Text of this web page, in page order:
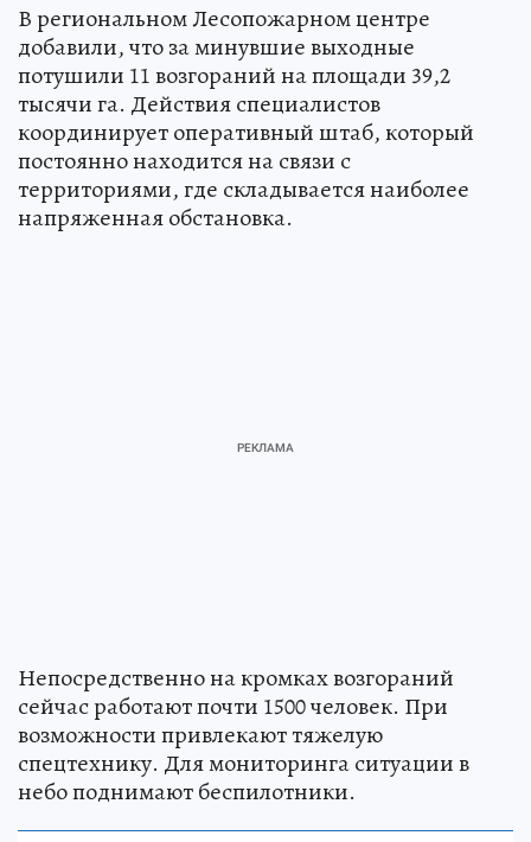
В региональном Лесопожарном центре
добавили, что за минувшие выходные
потушили 11 возгораний на площади 39,2
тысячи га. Действия специалистов
координирует оперативный штаб, который
постоянно находится на связи с
территориями, где складывается наиболее
напряженная обстановка.
Непосредственно на кромках возгораний
сейчас работают почти 1500 человек. При
возможности привлекают тяжелую
спецтехнику. Для мониторинга ситуации в
небо поднимают беспилотники.